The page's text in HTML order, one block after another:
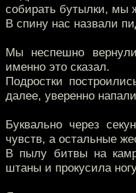
собирать бутылки, мы
В спину нас назвали
Мы неспешно
именно это сказал.
Подростки
далее, уверенно
Буквально через
чувств, а остальные
В пылу битвы на
штаны и прокусила